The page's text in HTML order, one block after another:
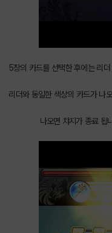
5장의 카드를 선택한 후에는 리
리더와 동일한 색상의 카드가 나
나오면 챠지가 종료 됩